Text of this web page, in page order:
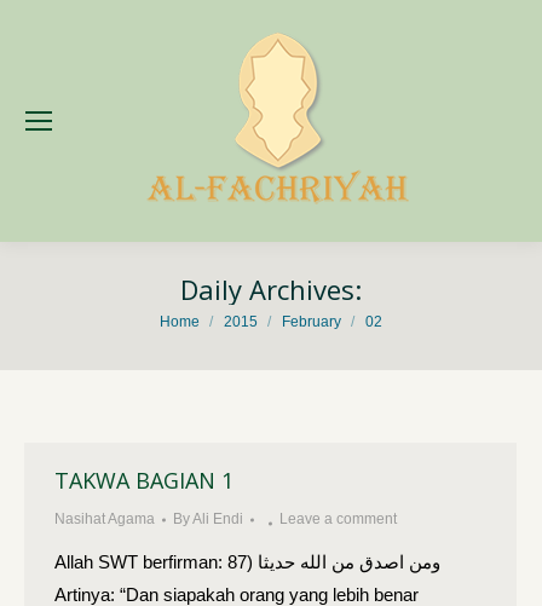
Daily Archives:
You are here:
Home 2015 February 02
TAKWA BAGIAN 1
Nasihat Agama ByAli Endi Leave a comment
Allah SWT berfirman: ومن اصدق من الله حديثا (87
Artinya: “Dan siapakah orang yang lebih benar